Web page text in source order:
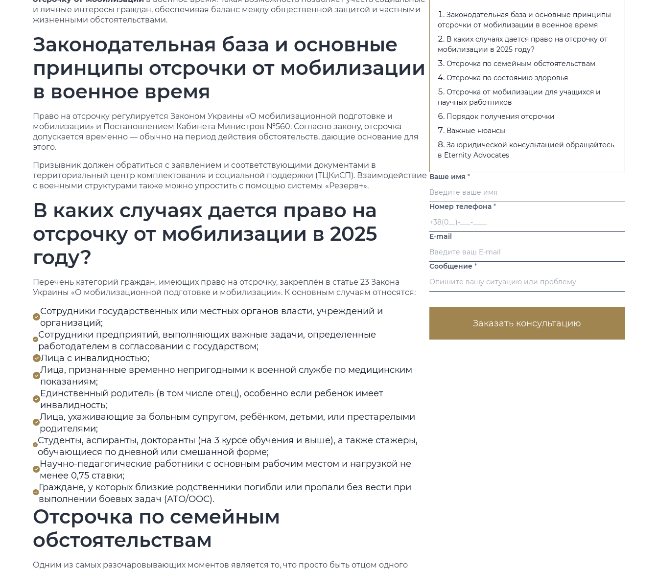
и личные интересы граждан, обеспечивая баланс между общественной защитой и частными
жизненными обстоятельствами.
Законодательная база и основные
принципы отсрочки от мобилизации
в военное время
Право на отсрочку регулируется Законом Украины «О мобилизационной подготовке и
мобилизации» и Постановлением Кабинета Министров №560. Согласно закону, отсрочка
допускается временно — обычно на период действия обстоятельств, дающие основание для
этого.
Призывник должен обратиться с заявлением и соответствующими документами в
территориальный центр комплектования и социальной поддержки (ТЦКиСП). Взаимодействие
с военными структурами также можно упростить с помощью системы «Резерв+».
В каких случаях дается право на
отсрочку от мобилизации в 2025
году?
Перечень категорий граждан, имеющих право на отсрочку, закреплён в статье 23 Закона
Украины «О мобилизационной подготовке и мобилизации». К основным случаям относятся:
Сотрудники государственных или местных органов власти, учреждений и
организаций;
Сотрудники предприятий, выполняющих важные задачи, определенные
работодателем в согласовании с государством;
Лица с инвалидностью;
Лица, признанные временно непригодными к военной службе по медицинским
показаниям;
Единственный родитель (в том числе отец), особенно если ребенок имеет
инвалидность;
Лица, ухаживающие за больным супругом, ребёнком, детьми, или престарелыми
родителями;
Студенты, аспиранты, докторанты (на 3 курсе обучения и выше), а также стажеры,
обучающиеся по дневной или смешанной форме;
Научно-педагогические работники с основным рабочим местом и нагрузкой не
менее 0,75 ставки;
Граждане, у которых близкие родственники погибли или пропали без вести при
выполнении боевых задач (АТО/ООС).
Отсрочка по семейным
обстоятельствам
Одним из самых разочаровывающих моментов является то, что просто быть отцом одного
Законодательная база и основные принципы
отсрочки от мобилизации в военное время
В каких случаях дается право на отсрочку от
мобилизации в 2025 году?
Отсрочка по семейным обстоятельствам
Отсрочка по состоянию здоровья
Отсрочка от мобилизации для учащихся и
научных работников
Порядок получения отсрочки
Важные нюансы
За юридической консультацией обращайтесь
в Eternity Advocates
Ваше имя *
Номер телефона *
E-mail
Сообщение *
Заказать консультацию